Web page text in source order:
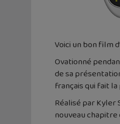
Voici un bon film
Ovationné
de sa
français qui fait
Réalisé par Kyler
nouveau chapitre